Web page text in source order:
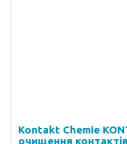
Kontakt Chemie
очищення